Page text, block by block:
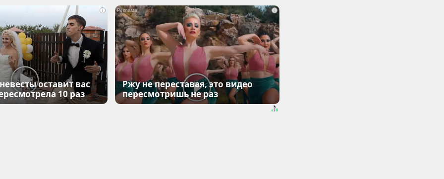
i
оставит вас
10 раз
i
Ржу не переставая, это видео
пересмотришь не раз